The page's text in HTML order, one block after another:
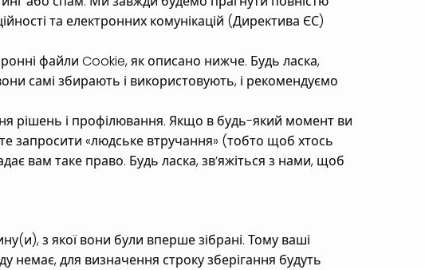
та електронних комунікацій (Директива ЄС)
файли Cookie, як описано нижче. Будь ласка,
самі збирають і використовують, і рекомендуємо
рішень і профілювання. Якщо в будь-який момент ви
запросити «людське втручання» (тобто щоб хтось
вам таке право. Будь ласка, зв’яжіться з нами, щоб
з якої вони були вперше зібрані. Тому ваші
немає, для визначення строку зберігання будуть